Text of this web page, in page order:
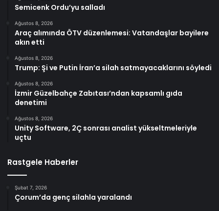
Semicenk Ordu’yu salladı
Ağustos 8, 2026
Araç alımında ÖTV düzenlemesi: Vatandaşlar bayilere
akın etti
Ağustos 8, 2026
Trump: Şi ve Putin İran’a silah satmayacaklarını söyledi
Ağustos 8, 2026
İzmir Güzelbahçe Zabıtası’ndan kapsamlı gıda
denetimi
Ağustos 8, 2026
Unity Software, 2Ç sonrası analist yükseltmeleriyle
uçtu
Rastgele Haberler
Şubat 7, 2026
Çorum’da genç silahla yaralandı